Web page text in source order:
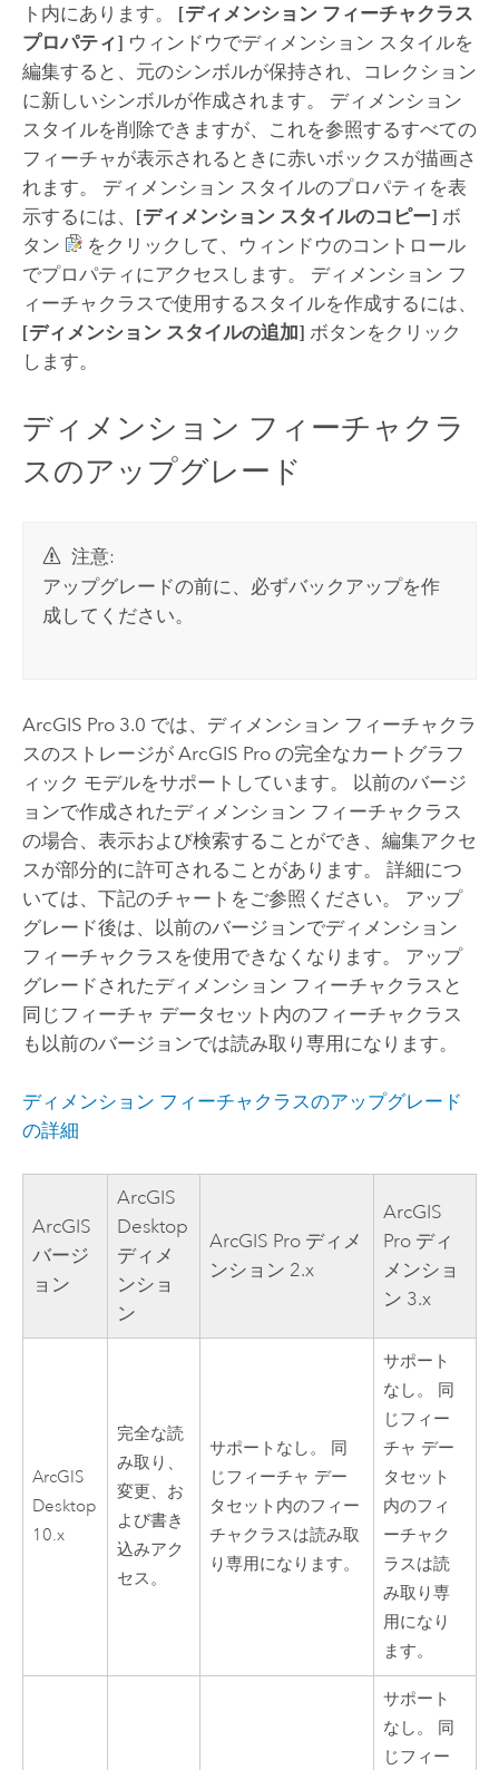
ト内にあります。 [ディメンション フィーチャクラス
プロパティ] ウィンドウでディメンション スタイルを
編集すると、元のシンボルが保持され、コレクション
に新しいシンボルが作成されます。 ディメンション
スタイルを削除できますが、これを参照するすべての
フィーチャが表示されるときに赤いボックスが描画さ
れます。 ディメンション スタイルのプロパティを表
示するには、 [ディメンション スタイルのコピー] ボ
タン
をクリックして、ウィンドウのコントロール
でプロパティにアクセスします。 ディメンション フ
ィーチャクラスで使用するスタイルを作成するには、
[ディメンション スタイルの追加] ボタンをクリック
します。
ディメンション フィーチャクラ
スのアップグレード
注意:
アップグレードの前に、必ずバックアップを作
成してください。
ArcGIS Pro3.0 では、ディメンション フィーチャクラ
スのストレージが ArcGIS Proの完全なカートグラフ
ィック モデルをサポートしています。 以前のバージ
ョンで作成されたディメンション フィーチャクラス
の場合、表示および検索することができ、編集アクセ
スが部分的に許可されることがあります。 詳細につ
いては、下記のチャートをご参照ください。 アップ
グレード後は、以前のバージョンでディメンション
フィーチャクラスを使用できなくなります。 アップ
グレードされたディメンション フィーチャクラスと
同じフィーチャ データセット内のフィーチャクラス
も以前のバージョンでは読み取り専用になります。
ディメンション フィーチャクラスのアップグレード
の詳細
ArcGIS
バージ
ョン
ArcGIS
Desktop
ディメ
ンショ
ン
ArcGIS Pro ディメ
ンション 2.x
ArcGIS
Pro ディ
メンショ
ン 3.x
ArcGIS
Desktop
10.x
完全な読
み取り、
変更、お
よび書き
込みアク
セス。
サポートなし。 同
じフィーチャ デー
タセット内のフィー
チャクラスは読み取
り専用になります。
サポート
なし。 同
じフィー
チャ デー
タセット
内のフィ
ーチャク
ラスは読
み取り専
用になり
ます。
サポート
なし。 同
じフィー